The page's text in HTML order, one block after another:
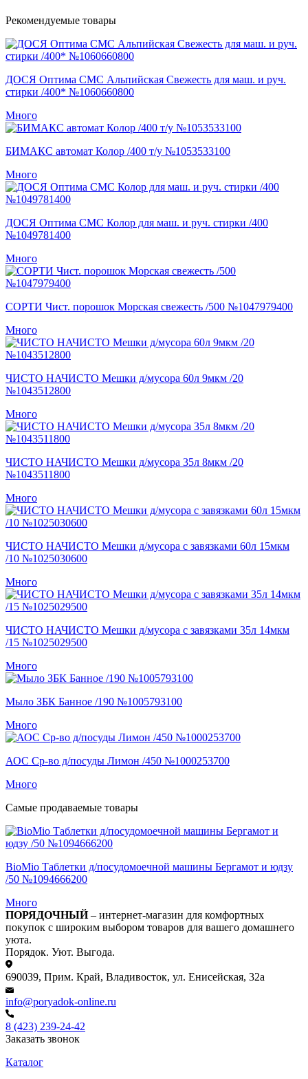
Рекомендуемые товары
ДОСЯ Оптима СМС Альпийская Свежесть для маш. и руч.
стирки /400* №1060660800
Много
БИМАКС автомат Колор /400 т/у №1053533100
Много
ДОСЯ Оптима СМС Колор для маш. и руч. стирки /400
№1049781400
Много
СОРТИ Чист. порошок Морская свежесть /500 №1047979400
Много
ЧИСТО НАЧИСТО Мешки д/мусора 60л 9мкм /20
№1043512800
Много
ЧИСТО НАЧИСТО Мешки д/мусора 35л 8мкм /20
№1043511800
Много
ЧИСТО НАЧИСТО Мешки д/мусора с завязками 60л 15мкм
/10 №1025030600
Много
ЧИСТО НАЧИСТО Мешки д/мусора с завязками 35л 14мкм
/15 №1025029500
Много
Мыло ЗБК Банное /190 №1005793100
Много
АОС Ср-во д/посуды Лимон /450 №1000253700
Много
Самые продаваемые товары
BioMio Таблетки д/посудомоечной машины Бергамот и юдзу
/50 №1094666200
Много
ПОРЯДОЧНЫЙ– интернет-магазин для комфортных
покупок с широким выбором товаров для вашего домашнего
уюта.
Порядок. Уют. Выгода.
690039, Прим. Край, Владивосток, ул. Енисейская, 32а
info@poryadok-online.ru
8 (423) 239-24-42
Заказать звонок
Каталог